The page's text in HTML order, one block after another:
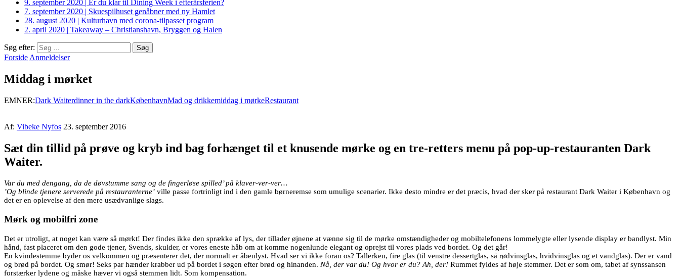
9. september 2020
Er du klar til Dining Week i efterårsferien?
7. september 2020 | Skuespilhuset genåbner med ny Hamlet
28. august 2020 | Kulturhavn med corona-tilpasset program
2. april 2020 | Takeaway – Christianshavn, Bryggen og Halen
Søg efter:
Forside Anmeldelser
Middag i mørket
EMNER:Dark Waiterdinner in the darkKøbenhavnMad og drikkemiddag i mørkeRestaurant
Af: Vibeke Nyfos 23. september 2016
Sæt din tillid på prøve og kryb ind bag forhænget til et knusende mørke og en tre-retters menu på pop-up-restauranten Dark
Waiter.
Var du med dengang, da de døvstumme sang og de fingerløse spilled’ på klaver-ver-ver…
’Og blinde tjenere serverede på restauranterne’ ville passe fortrinligt ind i den gamle børneremse som umulige scenarier. Ikke desto mindre er det præcis, hvad der sker på restaurant Dark Waiter i København og
det er en oplevelse af den mere usædvanlige slags.
Mørk og mobilfri zone
Det er utroligt, at noget kan være så mørkt! Der findes ikke den sprække af lys, der tillader øjnene at vænne sig til de mørke omstændigheder og mobiltelefonens lommelygte eller lysende display er bandlyst. Min
hånd, fast placeret om den gode tjener, Svends, skulder, er vores eneste håb om at komme nogenlunde elegant og oprejst til vores plads ved bordet. Og det går!
En kvindestemme byder os velkommen og præsenterer det, der normalt er åbenlyst. Hvad ser vi ikke foran os? Tallerken, fire glas (til venstre dessertglas, så rødvinsglas, hvidvinsglas og et vandglas). Der er vand
og brød på bordet. Og smør! Seks par hænder krabber ud på bordet i søgen efter brød og hinanden. Nå, der var du! Og hvor er du? Ah, der! Rummet fyldes af høje stemmer. Det er som om, tabet af synssansen
forstærker lydene og måske hæver vi også stemmen lidt. Som kompensation.